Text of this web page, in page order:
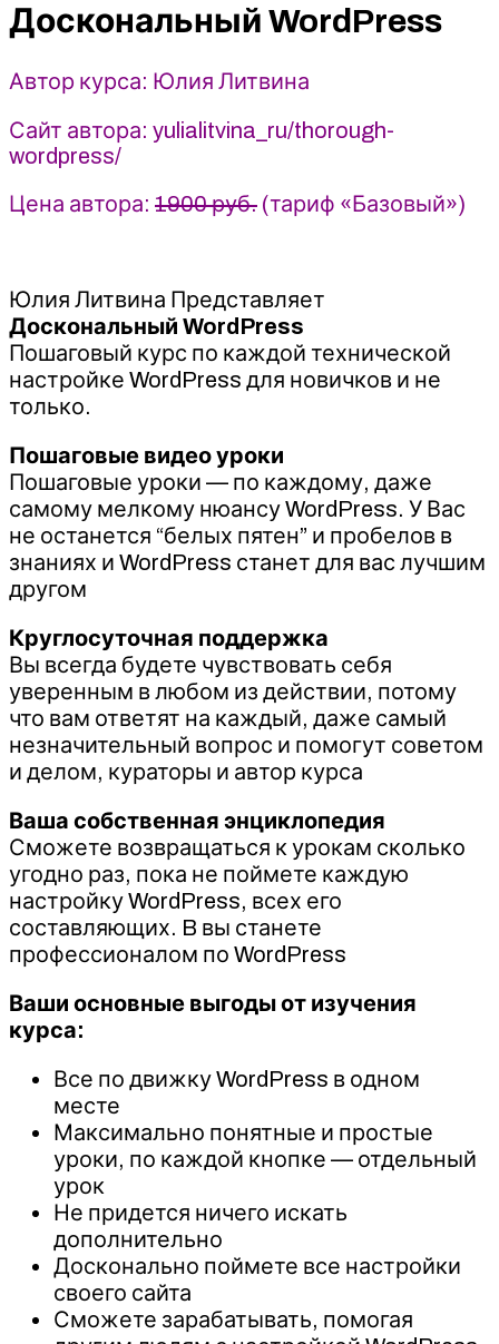
-
Юлия
Доскональный WordPress
Автор курса: Юлия Литвина
Сайт автора: yulialitvina_ru/thorough-
wordpress/
Цена автора: 1900 руб. (тариф «Базовый»)
Юлия Литвина Представляет
Доскональный WordPress
Пошаговый курс по каждой технической
настройке WordPress для новичков и не
только.
Пошаговые видео уроки
Пошаговые уроки — по каждому, даже
самому мелкому нюансу WordPress. У Вас
не останется “белых пятен” и пробелов в
знаниях и WordPress станет для вас лучшим
другом
Круглосуточная поддержка
Вы всегда будете чувствовать себя
уверенным в любом из действии, потому
что вам ответят на каждый, даже самый
незначительный вопрос и помогут советом
и делом, кураторы и автор курса
Ваша собственная энциклопедия
Сможете возвращаться к урокам сколько
угодно раз, пока не поймете каждую
настройку WordPress, всех его
составляющих. B вы станете
профессионалом по WordPress
Ваши основные выгоды от изучения
курса:
Все по движку WordPress в одном
месте
Максимально понятные и простые
уроки, по каждой кнопке — отдельный
урок
Не придется ничего искать
дополнительно
Досконально поймете все настройки
своего сайта
Сможете зарабатывать, помогая